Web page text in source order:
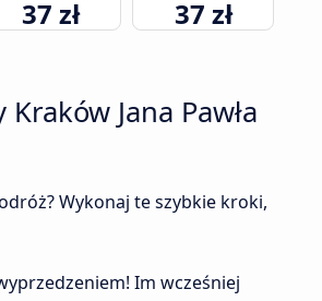
37 zł 37 zł
Jana Pawła
Wykonaj te szybkie kroki,
Im wcześniej